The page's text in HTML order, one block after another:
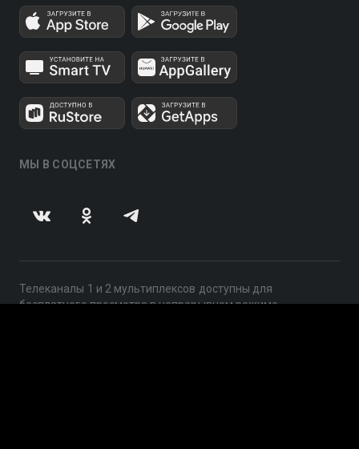
МЫ В СОЦСЕТЯХ
Телеканалы 1 и 2 мультиплексов доступны для
бесплатного просмотра в непрерывном режиме,